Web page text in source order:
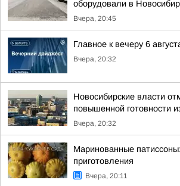
оборудовали в
Вчера, 20:45
Главное к вечеру 6
Вчера, 20:32
Новосибирские власти
повышенной готовности
Вчера, 20:32
Маринованные
приготовления
Вчера, 20:11